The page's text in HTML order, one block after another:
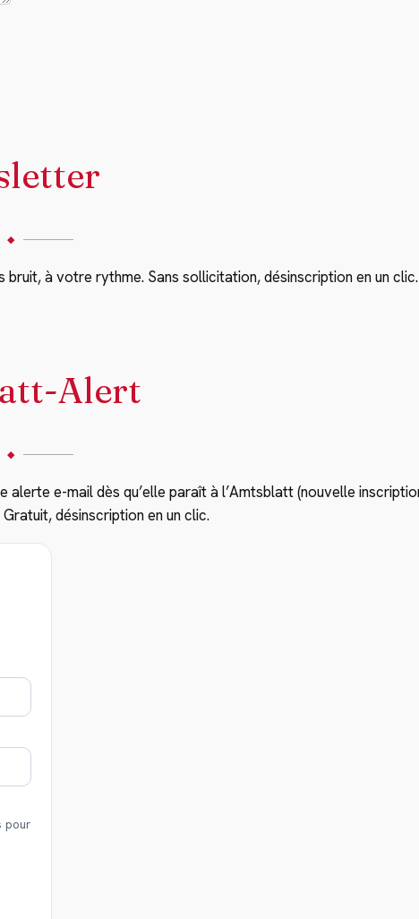
◆
à votre rythme. Sans sollicitation, désinscription en un clic.
Alert
◆
e-mail dès qu’elle paraît à l’Amtsblatt (nouvelle
désinscription en un clic.
pour